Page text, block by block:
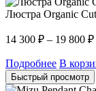
Люстра Organic
14 300 ₽ – 19 800 ₽
Подробнее В
Быстрый просмотр